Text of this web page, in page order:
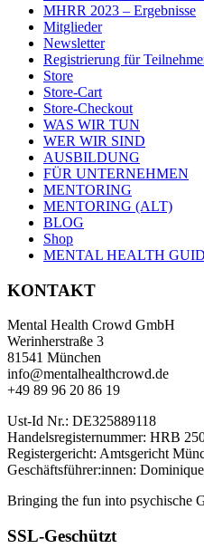
MHRR 2023 – Ergebnisse
Mitglieder
Newsletter
Registrierung für
Store
Store-Cart
Store-Checkout
WAS WIR TUN
WER WIR SIND
AUSBILDUNG
FÜR UNTERNEHMEN
MENTORING
MENTORING (ALT)
BLOG
Shop
MENTAL HEALTH
KONTAKT
Mental Health Crowd GmbH
Werinherstraße 3
81541 München
info@mentalhealthcrowd.de
+49 89 96 20 86 19
Ust-Id Nr.: DE325889118
Handelsregisternummer: HRB
Registergericht: Amtsgericht
Geschäftsführer:innen:
Bringing the fun into psychische
SSL-Geschützt